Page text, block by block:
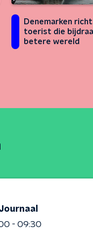
Denemarken
toerist die
betere wereld
- 09:30